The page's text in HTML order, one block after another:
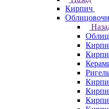
Кирпич